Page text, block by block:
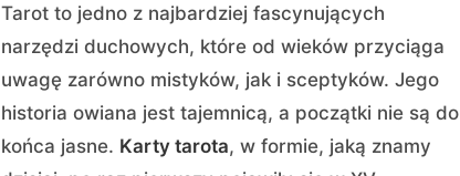
Tarot to jedno z najbardziej fascynujących
narzędzi duchowych, które od wieków przyciąga
uwagę zarówno mistyków, jak i sceptyków. Jego
historia owiana jest tajemnicą, a początki nie są do
końca jasne. Karty tarota, w formie, jaką znamy